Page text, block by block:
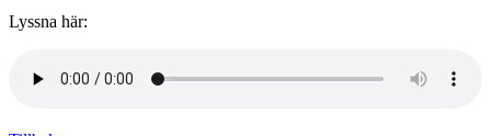
Lyssna här: